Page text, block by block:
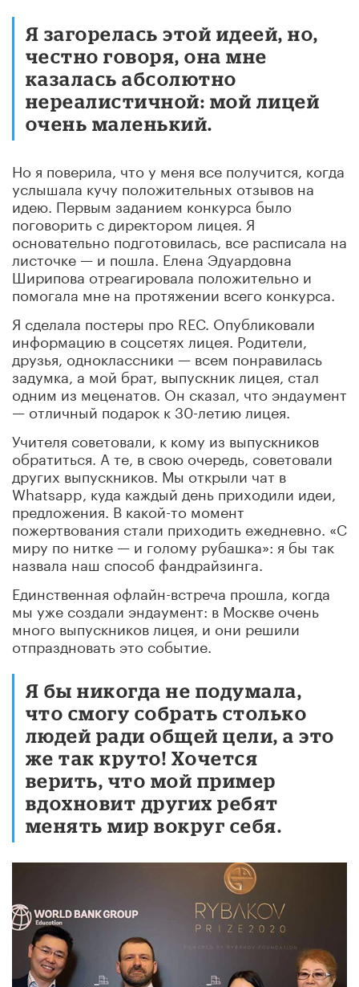
Я загорелась этой идеей, но,
честно говоря, она мне
казалась абсолютно
нереалистичной: мой лицей
очень маленький.
Но я поверила, что у меня все получится, когда
услышала кучу положительных отзывов на
идею. Первым заданием конкурса было
поговорить с директором лицея. Я
основательно подготовилась, все расписала на
листочке — и пошла. Елена Эдуардовна
Ширипова отреагировала положительно и
помогала мне на протяжении всего конкурса.
Я сделала постеры про REC. Опубликовали
информацию в соцсетях лицея. Родители,
друзья, одноклассники — всем понравилась
задумка, а мой брат, выпускник лицея, стал
одним из меценатов. Он сказал, что эндаумент
— отличный подарок к 30-летию лицея.
Учителя советовали, к кому из выпускников
обратиться. А те, в свою очередь, советовали
других выпускников. Мы открыли чат в
Whatsapp, куда каждый день приходили идеи,
предложения. В какой-то момент
пожертвования стали приходить ежедневно. «С
миру по нитке — и голому рубашка»: я бы так
назвала наш способ фандрайзинга.
Единственная офлайн-встреча прошла, когда
мы уже создали эндаумент: в Москве очень
много выпускников лицея, и они решили
отпраздновать это событие.
Я бы никогда не подумала,
что смогу собрать столько
людей ради общей цели, а это
же так круто! Хочется
верить, что мой пример
вдохновит других ребят
менять мир вокруг себя.